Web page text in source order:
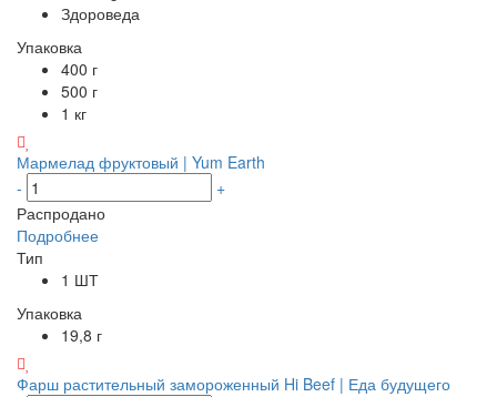
Здороведа
Упаковка
400 г
500 г
1 кг
Мармелад фруктовый | Yum Earth
-
+
Распродано
Подробнее
Тип
1 ШТ
Упаковка
19,8 г
Фарш растительный замороженный Hi Beef | Еда будущего